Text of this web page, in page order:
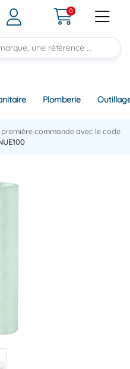
0
Plomberie
commande avec le code